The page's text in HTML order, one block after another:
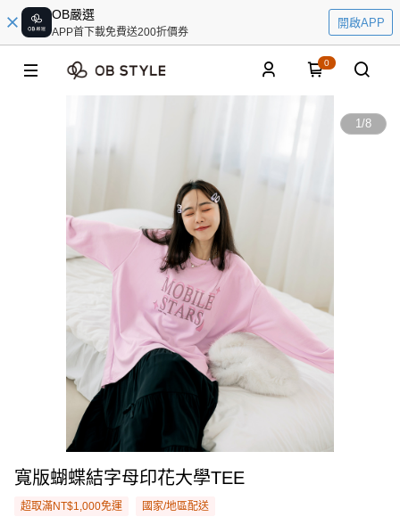
OB嚴選
APP首下載免費送200折價券
開啟APP
0
1/8
寬版蝴蝶結字母印花大學TEE
超取滿NT$1,000免運 國家/地區配送